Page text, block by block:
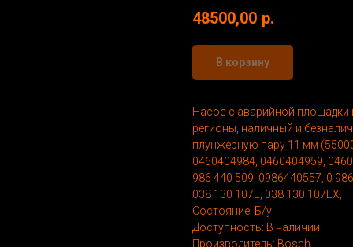
48500,00 р.
В корзину
Насос с аварийной площадки
регионы, наличный и
плунжерную пару 11 мм
0460404984, 0460404959,
986 440 509, 0986440557, 0
038 130 107E, 038 130 107EX,
Состояние: Б/у
Доступность: В наличии
Производитель: Bosch